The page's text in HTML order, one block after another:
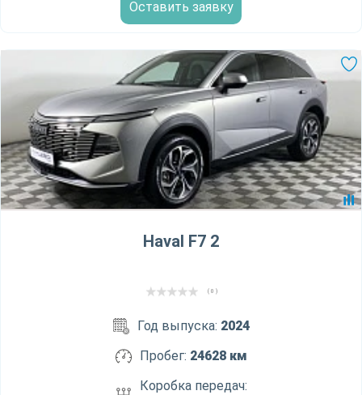
Оставить заявку
Haval F7 2
( 0 )
Год выпуска: 2024
Пробег: 24628 км
Коробка передач: